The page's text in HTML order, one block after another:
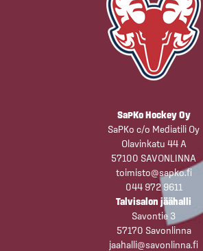
SaPKo Hockey Oy
SaPKo c/o Mediatili Oy
Olavinkatu 44 A
57100 SAVONLINNA
toimisto@sapko.fi
044 972 9611
Talvisalon jäähalli
Savontie 3
57170 Savonlinna
jaahalli@savonlinna.fi